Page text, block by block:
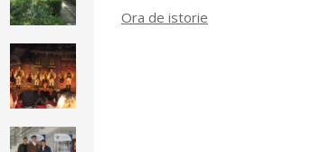
Ora de istorie